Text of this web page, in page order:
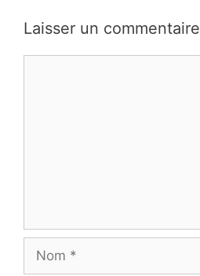
Laisser un commentaire